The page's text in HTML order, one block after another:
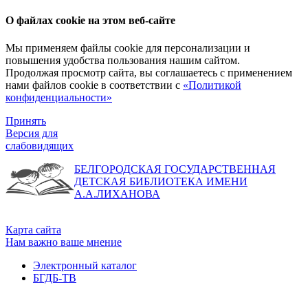
О файлах cookie на этом веб-сайте
Мы применяем файлы cookie для персонализации и
повышения удобства пользования нашим сайтом.
Продолжая просмотр сайта, вы соглашаетесь с применением
нами файлов cookie в соответствии с «Политикой
конфиденциальности»
Принять
Версия для
слабовидящих
БЕЛГОРОДСКАЯ ГОСУДАРСТВЕННАЯ
ДЕТСКАЯ БИБЛИОТЕКА ИМЕНИ
А.А.ЛИХАНОВА
Карта сайта
Нам важно ваше мнение
Электронный каталог
БГДБ-ТВ